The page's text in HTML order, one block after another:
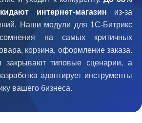
интернет-магазин из-за
Наши модули для 1С-Битрикс
на самых критичных
корзина, оформление заказа.
закрывают типовые сценарии, а
адаптирует инструменты
вашего бизнеса.